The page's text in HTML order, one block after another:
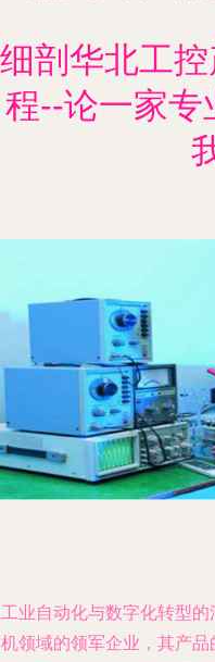
细剖华北工
程--论一家专
业自动化与数字化转型
领域的领军企业，其产